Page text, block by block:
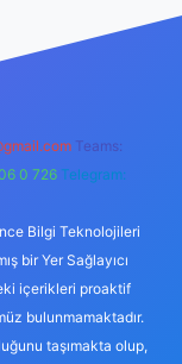
Teams:
0 726 Telegram:
Bilgi Teknolojileri
bir Yer Sağlayıcı
içerikleri proaktif
bulunmamaktadır.
taşımakta olup,